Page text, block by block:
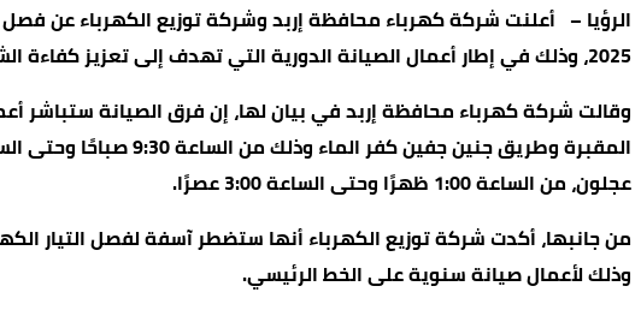
2025، وذلك في إطار أعمال الصيانة الدورية التي تهدف إلى تعزيز كفاءة الشبكة وتحسين جودة الخدمة الكهربائية المقدّمة للمواطنين.
وقالت شركة كهرباء محافظة إربد في بيان لها، إن فرق الصيانة ستباشر
عجلون، من الساعة 1:00 ظهرًا وحتى الساعة 3:00 عصرًا.
وذلك لأعمال صيانة سنوية على الخط الرئيسي.